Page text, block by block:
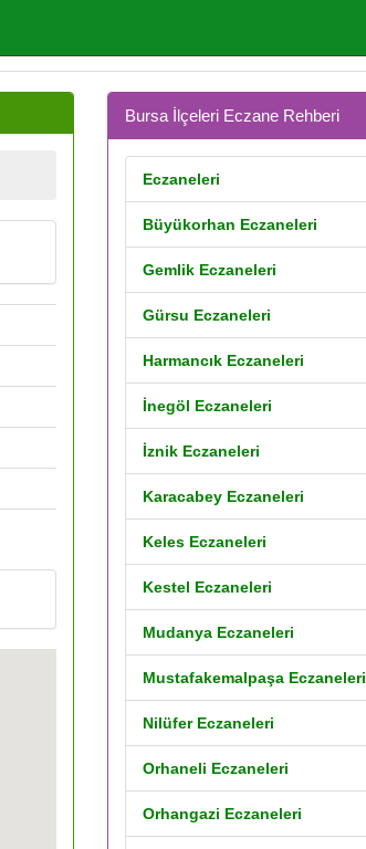
Bursa İlçeleri Eczane Rehberi
Eczaneleri
Büyükorhan Eczaneleri
Gemlik Eczaneleri
Gürsu Eczaneleri
Harmancık Eczaneleri
İnegöl Eczaneleri
İznik Eczaneleri
Karacabey Eczaneleri
Keles Eczaneleri
Kestel Eczaneleri
Mudanya Eczaneleri
Mustafakemalpaşa Eczaneleri
Nilüfer Eczaneleri
Orhaneli Eczaneleri
Orhangazi Eczaneleri